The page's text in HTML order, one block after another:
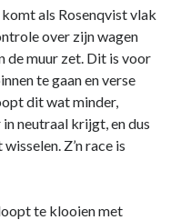
als Rosenqvist vlak
over zijn wagen
de muur zet. Dit is voor
te gaan en verse
dit wat minder,
neutraal krijgt, en dus
Z’n race is
te klooien met